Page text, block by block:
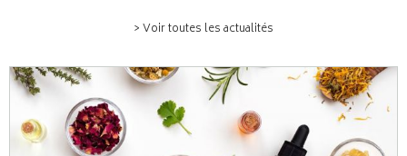
> Voir toutes les actualités